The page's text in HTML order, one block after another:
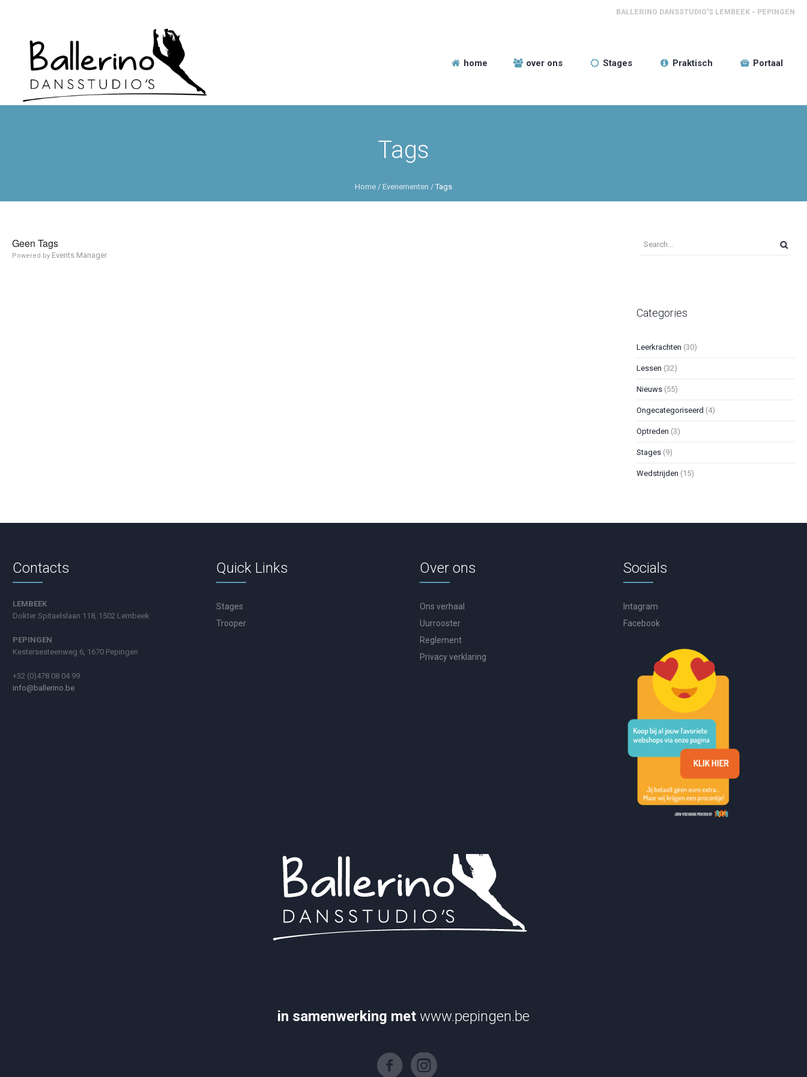
BALLERINO DANSSTUDIO'S LEMBEEK - PEPINGEN
home over ons Stages Praktisch Portaal
Tags
Home / Evenementen / Tags
Geen Tags
Powered by Events Manager
Categories
Leerkrachten (30)
Lessen (32)
Nieuws(55)
Ongecategoriseerd (4)
Optreden (3)
Stages(9)
Wedstrijden (15)
Contacts
LEMBEEK
Dokter Spitaelslaan 118, 1502 Lembeek
PEPINGEN
Kestersesteenweg 6, 1670 Pepingen
+32 (0)478 08 04 99
info@ballerino.be
Quick Links
Stages
Trooper
Over ons
Ons verhaal
Uurrooster
Reglement
Privacy verklaring
Socials
Intagram
Facebook
in samenwerking met www.pepingen.be